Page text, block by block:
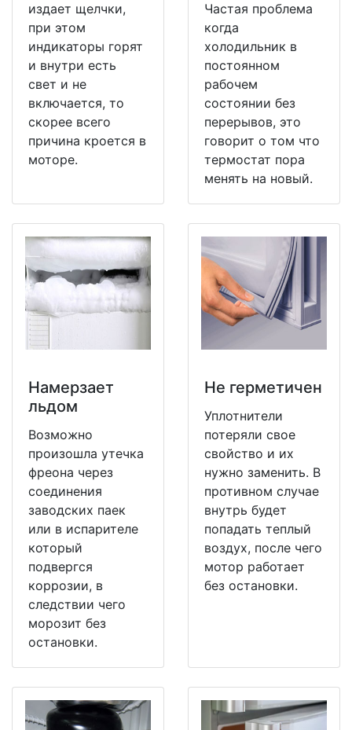
издает щелчки,
при этом
индикаторы горят
и внутри есть
свет и не
включается, то
скорее всего
причина кроется в
моторе.
Частая проблема
когда
холодильник в
постоянном
рабочем
состоянии без
перерывов, это
говорит о том что
термостат пора
менять на новый.
Намерзает
льдом
Возможно
произошла утечка
фреона через
соединения
заводских паек
или в испарителе
который
подвергся
коррозии, в
следствии чего
морозит без
остановки.
Не герметичен
Уплотнители
потеряли свое
свойство и их
нужно заменить. В
противном случае
внутрь будет
попадать теплый
воздух, после чего
мотор работает
без остановки.